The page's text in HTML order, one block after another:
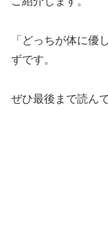
「どっちが体に優
ずです。
ぜひ最後まで読ん